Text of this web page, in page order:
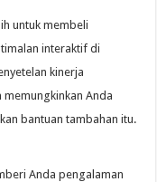
untuk membeli
interaktif di
kinerja
Anda
bantuan tambahan itu.
Anda pengalaman